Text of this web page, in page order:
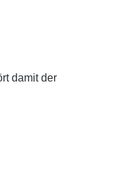
damit der